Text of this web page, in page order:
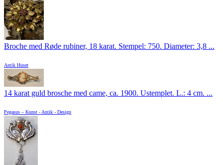
Broche med Røde rubiner, 18 karat. Stempel: 750. Diameter: 3,8 ...
Antik Huset
14 karat guld brosche med came, ca. 1900. Ustemplet. L.: 4 cm. ...
Pegasus – Kunst - Antik - Design